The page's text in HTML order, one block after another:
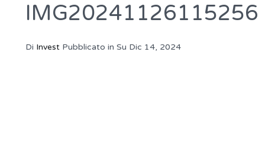
IMG20241126115256
Di Invest Pubblicato in Su Dic 14, 2024